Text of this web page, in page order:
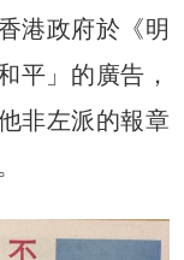
港政府於《明
平」的廣告，
非左派的報章